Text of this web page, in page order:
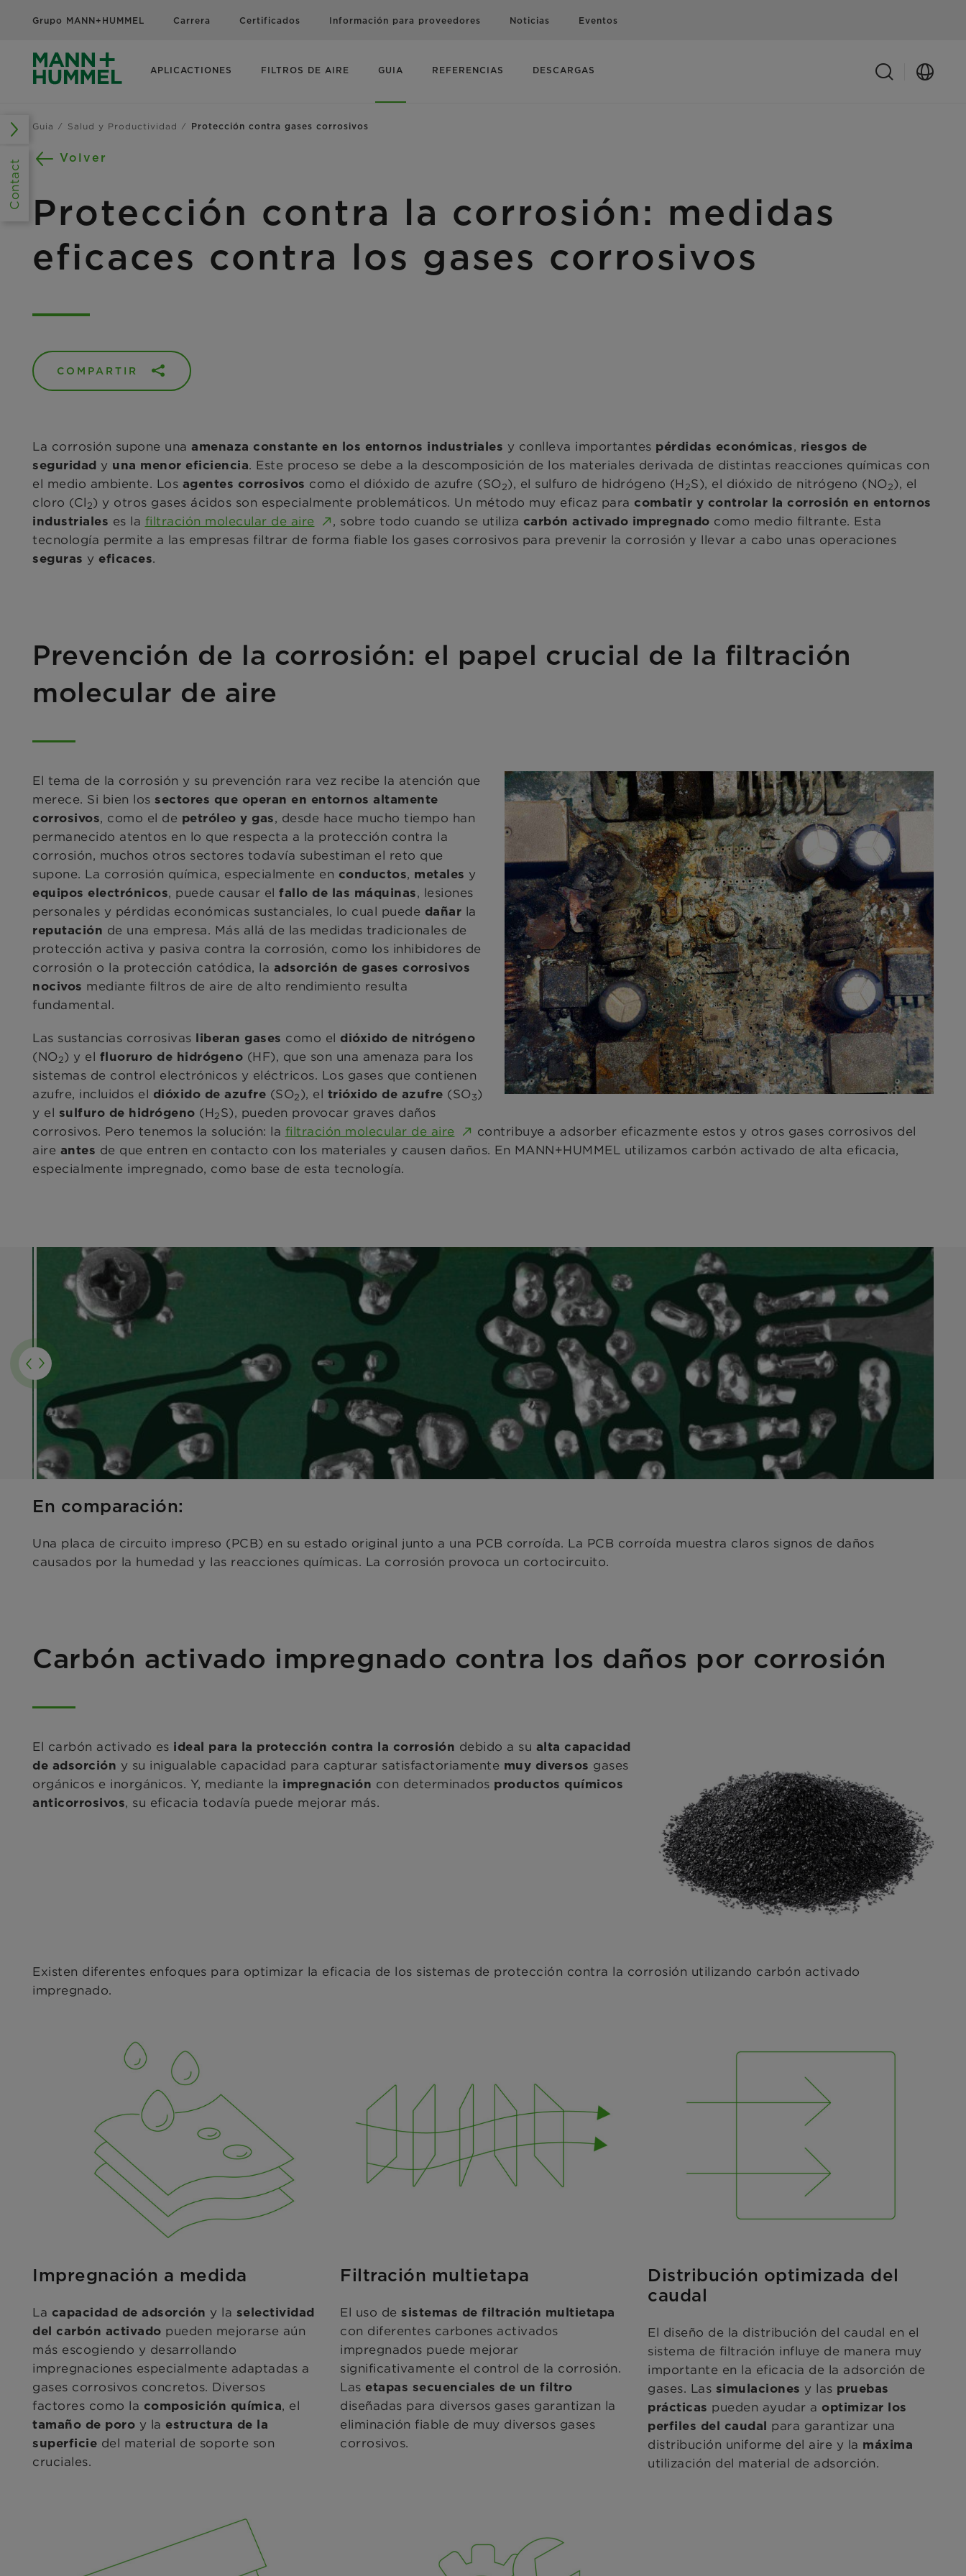
Grupo MANN+HUMMEL Carrera Certificados Información para proveedores Noticias Eventos
APLICACTIONES FILTROS DE AIRE GUIA REFERENCIAS DESCARGAS
Guia Salud y Productividad Protección contra gases corrosivos
Volver
Protección contra la corrosión: medidas
eficaces contra los gases corrosivos
COMPARTIR
La corrosión supone una amenaza constante en los entornos industriales y conlleva importantes pérdidas económicas, riesgos de
seguridad y una menor eficiencia. Este proceso se debe a la descomposición de los materiales derivada de distintas reacciones químicas con
el medio ambiente. Los agentes corrosivos como el dióxido de azufre (SO2), el sulfuro de hidrógeno (H2S), el dióxido de nitrógeno (NO2), el
cloro (Cl2) y otros gases ácidos son especialmente problemáticos. Un método muy eficaz para combatir y controlar la corrosión en entornos
industriales es la filtración molecular de aire , sobre todo cuando se utiliza carbón activado impregnado como medio filtrante. Esta
tecnología permite a las empresas filtrar de forma fiable los gases corrosivos para prevenir la corrosión y llevar a cabo unas operaciones
seguras y eficaces.
Prevención de la corrosión: el papel crucial de la filtración
molecular de aire
El tema de la corrosión y su prevención rara vez recibe la atención que
merece. Si bien los sectores que operan en entornos altamente
corrosivos, como el de petróleo y gas, desde hace mucho tiempo han
permanecido atentos en lo que respecta a la protección contra la
corrosión, muchos otros sectores todavía subestiman el reto que
supone. La corrosión química, especialmente en conductos, metales y
equipos electrónicos, puede causar el fallo de las máquinas, lesiones
personales y pérdidas económicas sustanciales, lo cual puede dañar la
reputación de una empresa. Más allá de las medidas tradicionales de
protección activa y pasiva contra la corrosión, como los inhibidores de
corrosión o la protección catódica, la adsorción de gases corrosivos
nocivos mediante filtros de aire de alto rendimiento resulta
fundamental.
Las sustancias corrosivas liberan gases como el dióxido de nitrógeno
(NO2) y el fluoruro de hidrógeno (HF), que son una amenaza para los
sistemas de control electrónicos y eléctricos. Los gases que contienen
azufre, incluidos el dióxido de azufre (SO2), el trióxido de azufre (SO3)
y el sulfuro de hidrógeno (H2S), pueden provocar graves daños
corrosivos. Pero tenemos la solución: la filtración molecular de aire
contribuye a adsorber eficazmente estos y otros gases corrosivos del
aire antes de que entren en contacto con los materiales y causen daños. En MANN+HUMMEL utilizamos carbón activado de alta eficacia,
especialmente impregnado, como base de esta tecnología.
En comparación:
Una placa de circuito impreso (PCB) en su estado original junto a una PCB corroída. La PCB corroída muestra claros signos de daños
causados por la humedad y las reacciones químicas. La corrosión provoca un cortocircuito.
Carbón activado impregnado contra los daños por corrosión
El carbón activado es ideal para la protección contra la corrosión debido a su alta capacidad
de adsorción y su inigualable capacidad para capturar satisfactoriamente muy diversos gases
orgánicos e inorgánicos. Y, mediante la impregnación con determinados productos químicos
anticorrosivos, su eficacia todavía puede mejorar más.
Existen diferentes enfoques para optimizar la eficacia de los sistemas de protección contra la corrosión utilizando carbón activado
impregnado.
Impregnación a medida
La capacidad de adsorción y la selectividad
del carbón activado pueden mejorarse aún
más escogiendo y desarrollando
impregnaciones especialmente adaptadas a
gases corrosivos concretos. Diversos
factores como la composición química, el
tamaño de poro y la estructura de la
superficie del material de soporte son
cruciales.
Filtración multietapa
El uso de sistemas de filtración multietapa
con diferentes carbones activados
impregnados puede mejorar
significativamente el control de la corrosión.
Las etapas secuenciales de un filtro
diseñadas para diversos gases garantizan la
eliminación fiable de muy diversos gases
corrosivos.
Distribución optimizada del
caudal
El diseño de la distribución del caudal en el
sistema de filtración influye de manera muy
importante en la eficacia de la adsorción de
gases. Las simulaciones y las pruebas
prácticas pueden ayudar a optimizar los
perfiles del caudal para garantizar una
distribución uniforme del aire y la máxima
utilización del material de adsorción.
Contact